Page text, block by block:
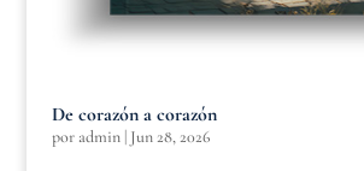
De corazón a corazón
poradmin| Jun 28, 2026